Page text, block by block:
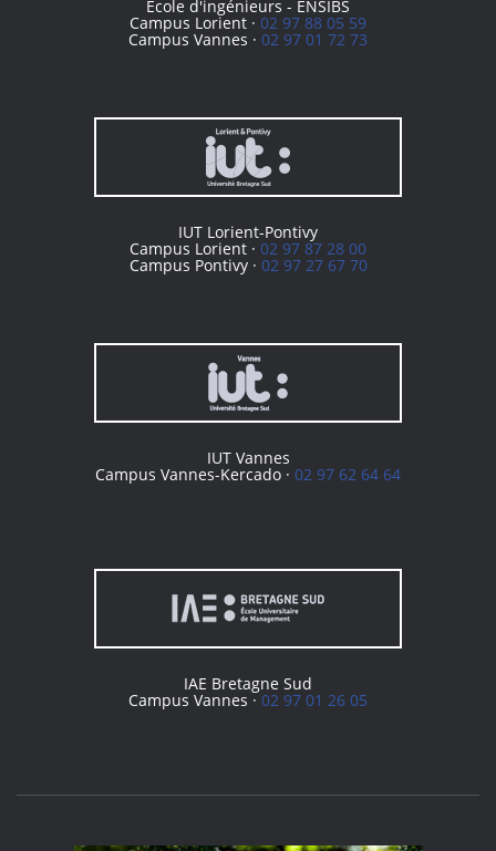
Ecole d'ingénieurs - ENSIBS
Campus Lorient · 02 97 88 05 59
Campus Vannes · 02 97 01 72 73
IUT Lorient-Pontivy
Campus Lorient · 02 97 87 28 00
Campus Pontivy · 02 97 27 67 70
IUT Vannes
Campus Vannes-Kercado · 02 97 62 64 64
IAE Bretagne Sud
Campus Vannes ·02 97 01 26 05